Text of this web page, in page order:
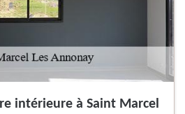
intérieure à Saint Marcel